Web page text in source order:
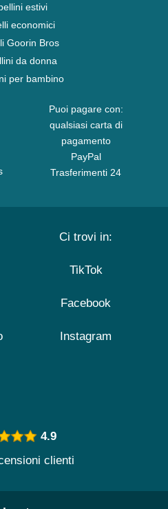
estivi
economici
Goorin Bros
da donna
per bambino
Puoi pagare con:
qualsiasi carta di
pagamento
PayPal
Trasferimenti 24
Ci trovi in:
TikTok
Facebook
Instagram
4.9
clienti